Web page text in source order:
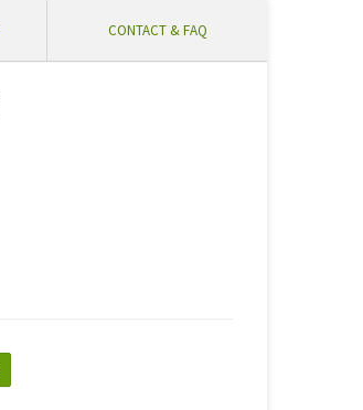
CONTACT & FAQ